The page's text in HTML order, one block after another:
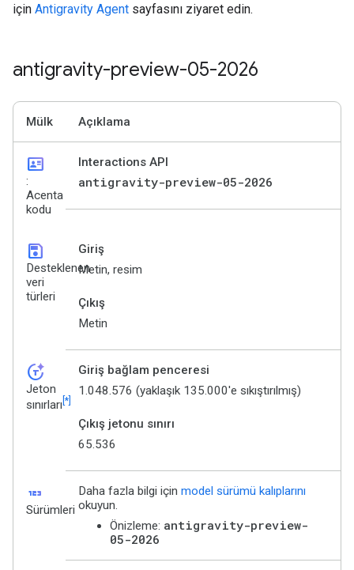
için Antigravity Agent sayfasını ziyaret edin.
antigravity-preview-05-2026
Mülk Açıklama
id_card
:
Acenta
kodu
Interactions API
antigravity-preview-05-2026
save
Desteklenen
veri
türleri
Giriş
Metin, resim
Çıkış
Metin
token_auto
Jeton
sınırları [*]
Giriş bağlam penceresi
1.048.576 (yaklaşık 135.000'e sıkıştırılmış)
Çıkış jetonu sınırı
65.536
123
Sürümleri
Daha fazla bilgi için model sürümü kalıplarını
okuyun.
Önizleme: antigravity-preview-
05-2026